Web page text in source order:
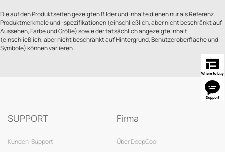
Die auf den Produktseiten gezeigten Bilder und Inhalte dienen nur als Referenz.
Produktmerkmale und -spezifikationen (einschließlich, aber nicht beschränkt auf
Aussehen, Farbe und Größe) sowie der tatsächlich angezeigte Inhalt
(einschließlich, aber nicht beschränkt auf Hintergrund, Benutzeroberfläche und
Symbole) können variieren.
SUPPORT
Kunden-Support
Firma
Über DeepCool